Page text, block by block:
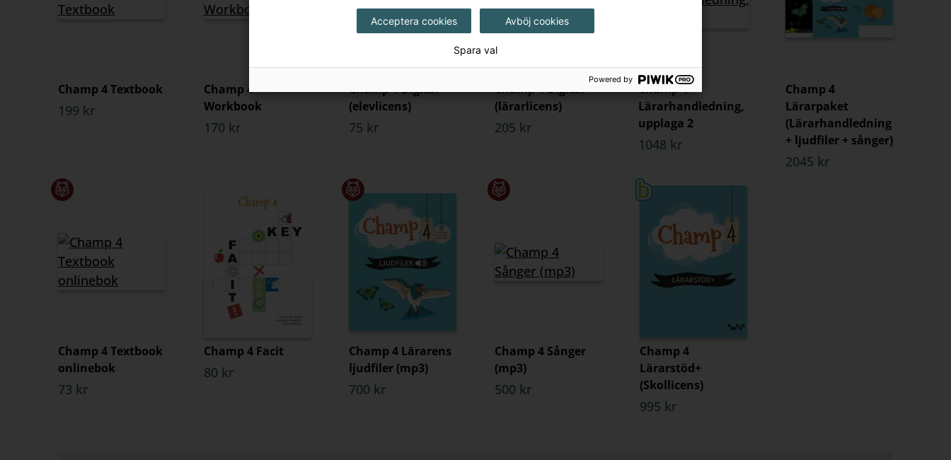
Champ 4 Textbook
199 kr
Champ 4
Workbook
170 kr
Champ 4 Digital
(elevlicens)
75 kr
Champ 4 Digital
(lärarlicens)
205 kr
Champ 4
Lärarhandledning,
upplaga 2
1048 kr
Champ 4
Lärarpaket
(Lärarhandledning
+ ljudfiler + sånger)
2045 kr
Champ 4 Textbook
onlinebok
73 kr
Champ 4 Facit
80 kr
Champ 4 Lärarens
ljudfiler (mp3)
700 kr
Champ 4 Sånger
(mp3)
500 kr
Champ 4
Lärarstöd+
(Skollicens)
995 kr
Acceptera cookies Avböj cookies
Spara val
Powered by